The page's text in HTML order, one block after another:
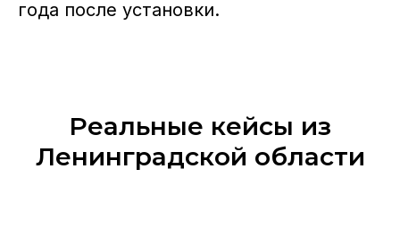
года после установки.
Реальные кейсы из
Ленинградской области